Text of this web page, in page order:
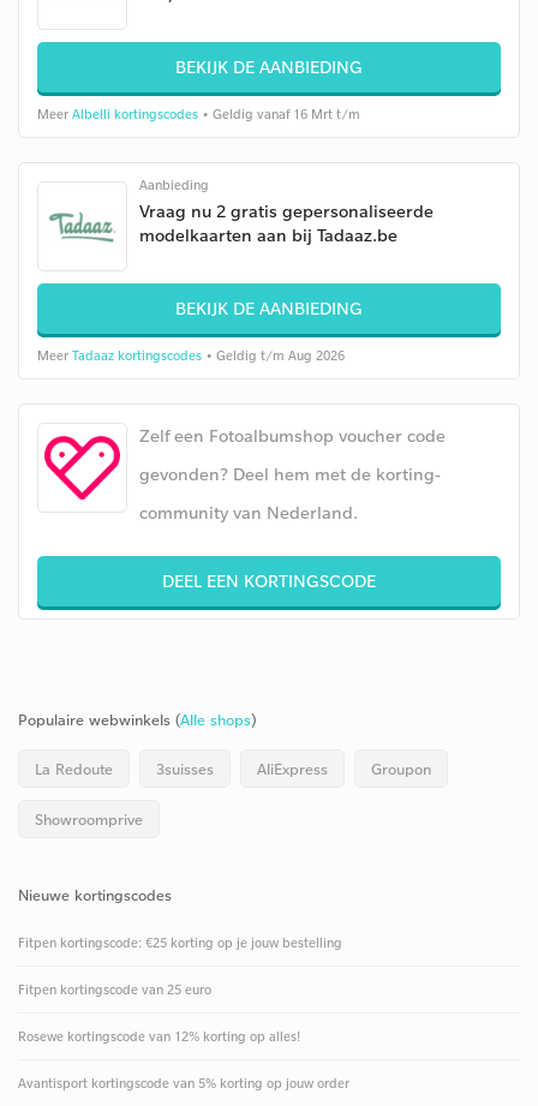
BEKIJK DE AANBIEDING
Meer Albelli kortingscodes • Geldig vanaf 16 Mrt t/m
Aanbieding
Vraag nu 2 gratis gepersonaliseerde
modelkaarten aan bij Tadaaz.be
BEKIJK DE AANBIEDING
Meer Tadaaz kortingscodes • Geldig t/m Aug 2026
Zelf een Fotoalbumshop voucher code
gevonden? Deel hem met de korting-
community van Nederland.
DEEL EEN KORTINGSCODE
Populaire webwinkels (Alle shops)
La Redoute 3suisses AliExpress Groupon
Showroomprive
Nieuwe kortingscodes
Fitpen kortingscode: €25 korting op je jouw bestelling
Fitpen kortingscode van 25 euro
Rosewe kortingscode van 12% korting op alles!
Avantisport kortingscode van 5% korting op jouw order